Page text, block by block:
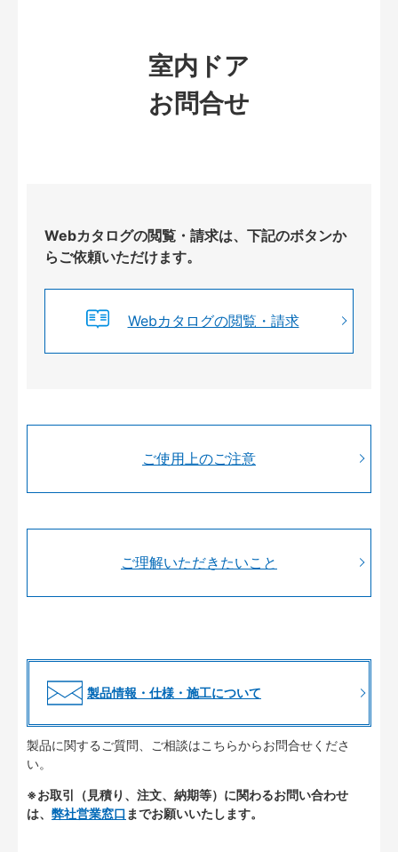
室内ドア
お問合せ
Webカタログの閲覧・請求は、下記のボタンか
らご依頼いただけます。
Webカタログの閲覧・請求
ご使用上のご注意
ご理解いただきたいこと
製品情報・仕様・施工について
製品に関するご質問、ご相談はこちらからお問合せくださ
い。
※お取引（見積り、注文、納期等）に関わるお問い合わせ
は、 弊社営業窓口 までお願いいたします。